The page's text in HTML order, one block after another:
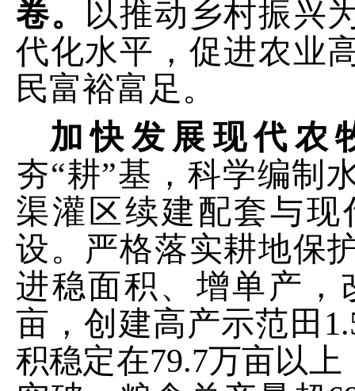
卷。 以推动乡村振兴
代化水平，促进农业
民富裕富足。
加快发展现代农
夯“耕”基，科学编制
渠灌区续建配套与
设。 严格落实耕地保
进稳面积、增单产，
亩，创建高产示范田
积稳定在79.7万亩以上